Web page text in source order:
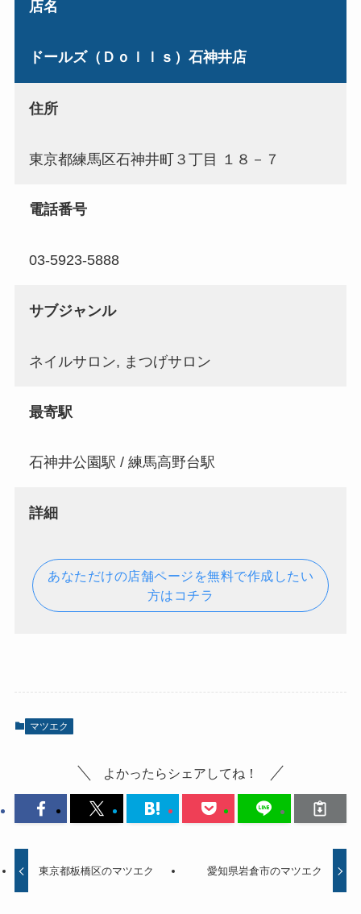
店名
ドールズ（Ｄｏｌｌｓ）石神井店
住所
東京都練馬区石神井町３丁目 １８－７
電話番号
03-5923-5888
サブジャンル
ネイルサロン, まつげサロン
最寄駅
石神井公園駅 / 練馬高野台駅
詳細
あなただけの店舗ページを無料で作成したい
方はコチラ
マツエク
よかったらシェアしてね！
東京都板橋区のマツエク 愛知県岩倉市のマツエク